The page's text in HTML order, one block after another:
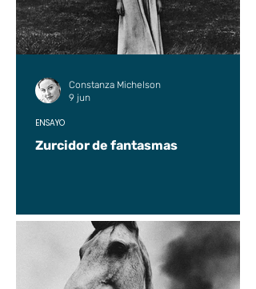
Zurcidor de fantasmas
ENSAYO
Constanza Michelson
9 jun